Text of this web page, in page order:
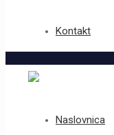
Kontakt
Naslovnica